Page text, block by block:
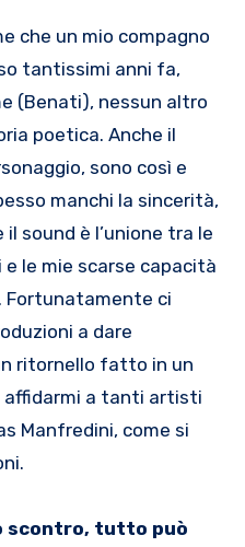
che un mio compagno
tantissimi anni fa,
(Benati), nessun altro
poetica. Anche il
sono così e
manchi la sincerità,
sound è l’unione tra le
le mie scarse capacità
Fortunatamente ci
a dare
ritornello fatto in un
affidarmi a tanti artisti
Manfredini, come si
scontro, tutto può